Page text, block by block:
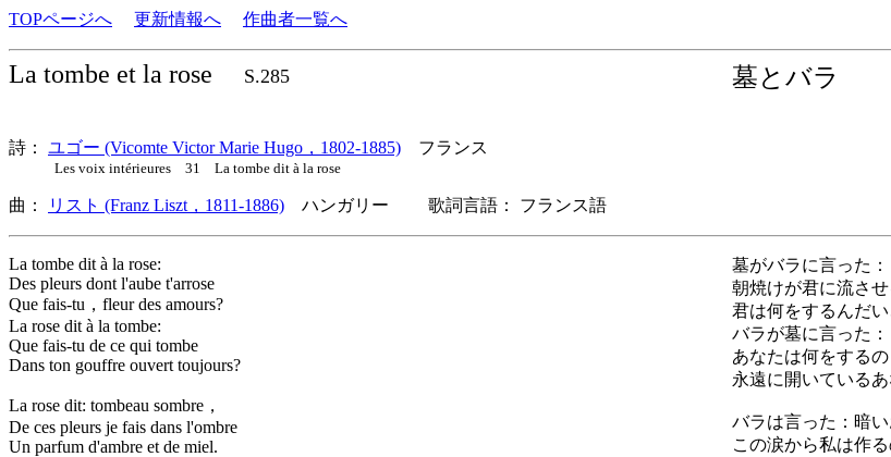
TOPページへ 更新情報へ 作曲者一覧へ
La tombe et la rose S.285 墓とバラ
詩： ユゴー (Vicomte Victor Marie Hugo，1802-1885) フランス
Les voix intérieures 31 La tombe dit à la rose
曲： リスト (Franz Liszt，1811-1886) ハンガリー 歌詞言語： フランス語
La tombe dit à la rose:
Des pleurs dont l'aube t'arrose
Que fais-tu，fleur des amours?
La rose dit à la tombe:
Que fais-tu de ce qui tombe
Dans ton gouffre ouvert toujours?
La rose dit: tombeau sombre，
De ces pleurs je fais dans l'ombre
Un parfum d'ambre et de miel.
墓がバラに言った：
朝焼けが君に流さ
君は何をするんだ
バラが墓に言った：
あなたは何をする
永遠に開いている
バラは言った：暗
この涙から私は作